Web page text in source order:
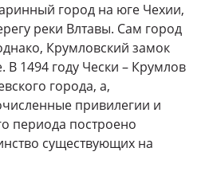
город на юге Чехии,
реки Влтавы. Сам город
Крумловский замок
1494 году Чески – Крумлов
города, а,
привилегии и
периода построено
существующих на